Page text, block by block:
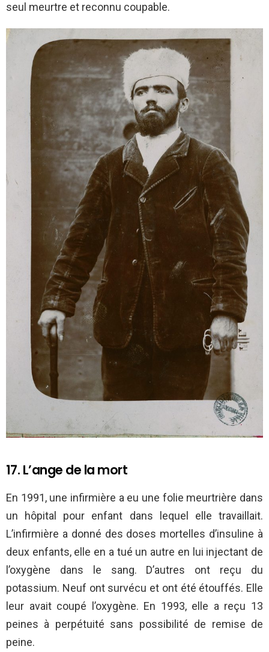
seul meurtre et reconnu coupable.
17. L’ange de la mort
En 1991, une infirmière a eu une folie meurtrière dans
un hôpital pour enfant dans lequel elle travaillait.
L’infirmière a donné des doses mortelles d’insuline à
deux enfants, elle en a tué un autre en lui injectant de
l’oxygène dans le sang. D’autres ont reçu du
potassium. Neuf ont survécu et ont été étouffés. Elle
leur avait coupé l’oxygène. En 1993, elle a reçu 13
peines à perpétuité sans possibilité de remise de
peine.